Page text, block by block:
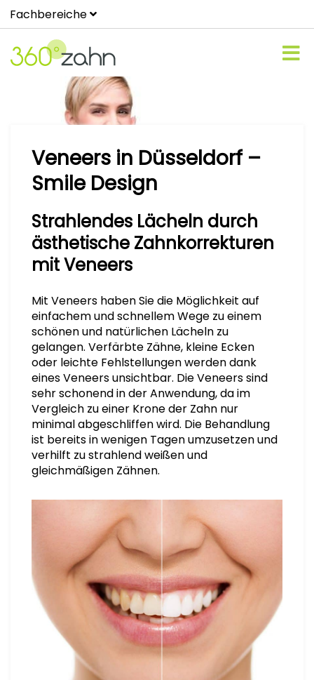
Fachbereiche
Veneers in Düsseldorf –
Smile Design
Strahlendes Lächeln durch
ästhetische Zahnkorrekturen
mit Veneers
Mit Veneers haben Sie die Möglichkeit auf
einfachem und schnellem Wege zu einem
schönen und natürlichen Lächeln zu
gelangen. Verfärbte Zähne, kleine Ecken
oder leichte Fehlstellungen werden dank
eines Veneers unsichtbar. Die Veneers sind
sehr schonend in der Anwendung, da im
Vergleich zu einer Krone der Zahn nur
minimal abgeschliffen wird. Die Behandlung
ist bereits in wenigen Tagen umzusetzen und
verhilft zu strahlend weißen und
gleichmäßigen Zähnen.